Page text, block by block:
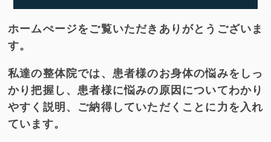
ホームぺージをご覧いただきありがとうございま
す。
私達の整体院では、患者様のお身体の悩みをしっ
かり把握し、患者様に悩みの原因についてわかり
やすく説明、ご納得していただくことに力を入れ
ています。